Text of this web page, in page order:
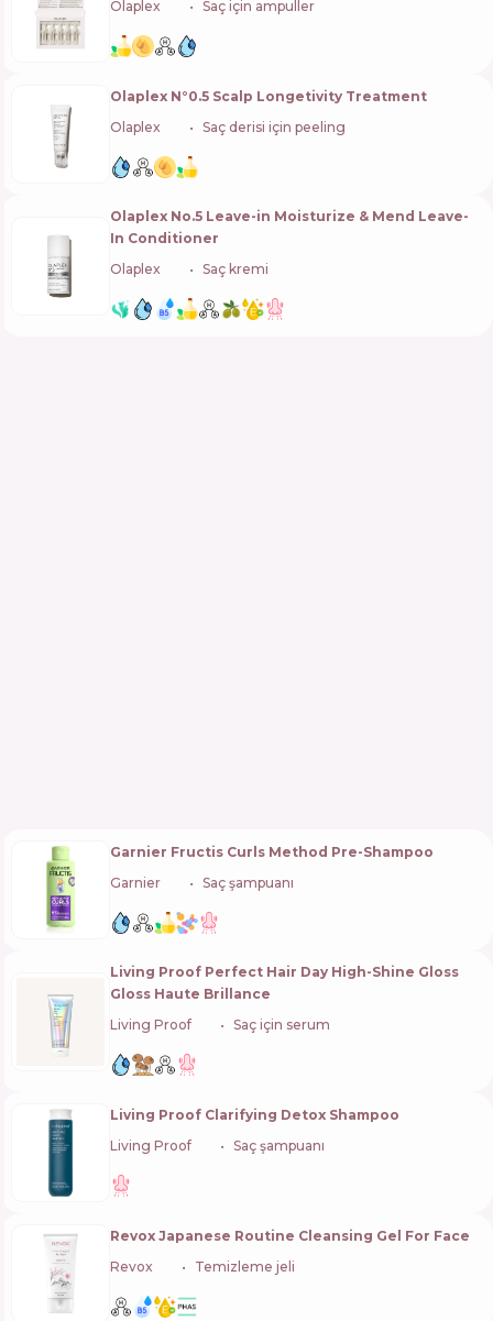
Olaplex Saç için ampuller
Olaplex N°0.5 Scalp Longetivity Treatment
Olaplex
Saç derisi için peeling
Olaplex No.5 Leave-in Moisturize & Mend Leave-
In Conditioner
Olaplex
Saç kremi
Garnier Fructis Curls Method Pre-Shampoo
Garnier
Saç şampuanı
Living Proof Perfect Hair Day High-Shine Gloss
Gloss Haute Brillance
Living Proof
Saç için serum
Living Proof Clarifying Detox Shampoo
Living Proof
Saç şampuanı
Revox Japanese Routine Cleansing Gel For Face
Revox
Temizleme jeli